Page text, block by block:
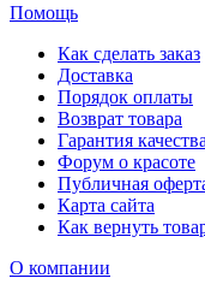
Помощь
Как сделать заказ
Доставка
Порядок оплаты
Возврат товара
Гарантия качества
Форум о красоте
Публичная
Карта сайта
Как вернуть
О компании